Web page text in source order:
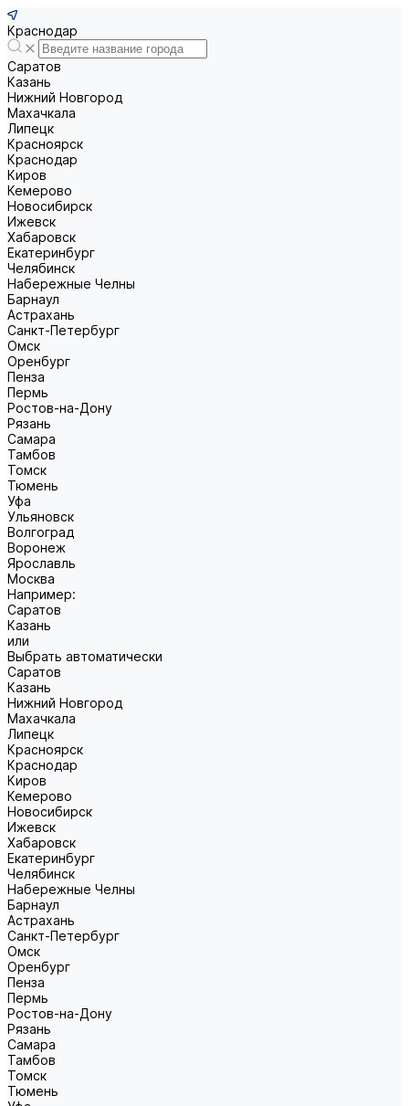
Краснодар
Саратов
Казань
Нижний Новгород
Махачкала
Липецк
Красноярск
Краснодар
Киров
Кемерово
Новосибирск
Ижевск
Хабаровск
Екатеринбург
Челябинск
Набережные Челны
Барнаул
Астрахань
Санкт-Петербург
Омск
Оренбург
Пенза
Пермь
Ростов-на-Дону
Рязань
Самара
Тамбов
Томск
Тюмень
Уфа
Ульяновск
Волгоград
Воронеж
Ярославль
Москва
Например:
Саратов
Казань
или
Выбрать автоматически
Саратов
Казань
Нижний Новгород
Махачкала
Липецк
Красноярск
Краснодар
Киров
Кемерово
Новосибирск
Ижевск
Хабаровск
Екатеринбург
Челябинск
Набережные Челны
Барнаул
Астрахань
Санкт-Петербург
Омск
Оренбург
Пенза
Пермь
Ростов-на-Дону
Рязань
Самара
Тамбов
Томск
Тюмень